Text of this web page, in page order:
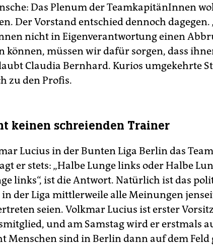
Das Plenum der TeamkapitänInnen
Der Vorstand entschied dennoch dagegen.
nicht in Eigenverantwortung einen
können, müssen wir dafür sorgen, dass
Claudia Bernhard. Kurios umgekehrte
zu den Profis.
keinen schreienden Trainer
Lucius in der Bunten Liga Berlin das
er stets: „Halbe Lunge links oder Halbe
links“, ist die Antwort. Natürlich ist das
der Liga mittlerweile alle Meinungen
seien. Volkmar Lucius ist erster
und am Samstag wird er erstmals
Menschen sind in Berlin dann auf dem Feld